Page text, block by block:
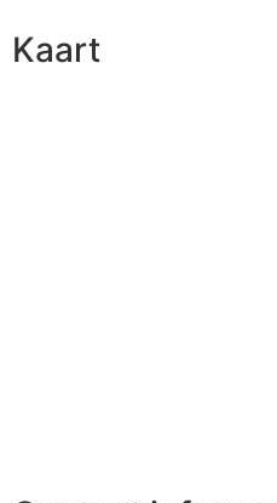
Kaart